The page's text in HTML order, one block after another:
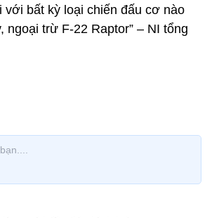
với bất kỳ loại chiến đấu cơ nào
ngoại trừ F-22 Raptor” – NI tổng